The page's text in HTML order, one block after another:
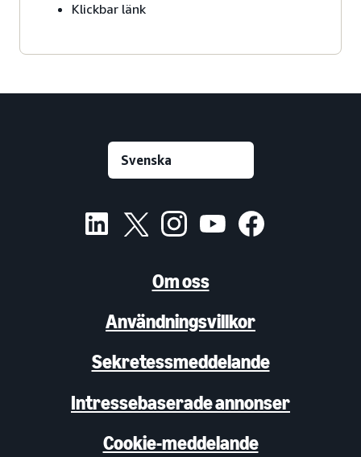
Klickbar länk
Om oss
Användningsvillkor
Sekretessmeddelande
Intressebaserade annonser
Cookie-meddelande